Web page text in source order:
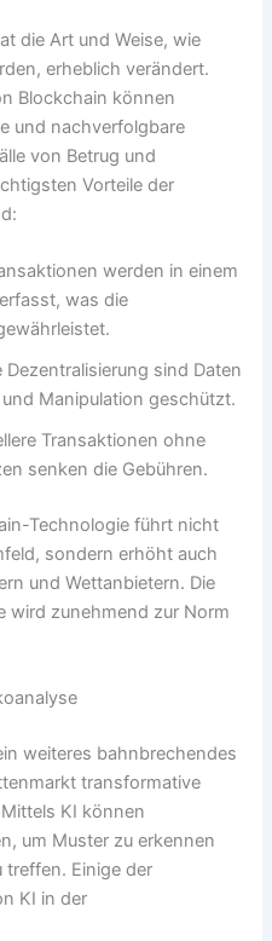
die Art und Weise, wie
erheblich verändert.
Blockchain können
und nachverfolgbare
von Betrug und
Vorteile der
werden in einem
was die
Dezentralisierung sind Daten
Manipulation geschützt.
Transaktionen ohne
senken die Gebühren.
Technologie führt nicht
sondern erhöht auch
und Wettanbietern. Die
wird zunehmend zur Norm
weiteres bahnbrechendes
transformative
KI können
um Muster zu erkennen
treffen. Einige der
KI in der